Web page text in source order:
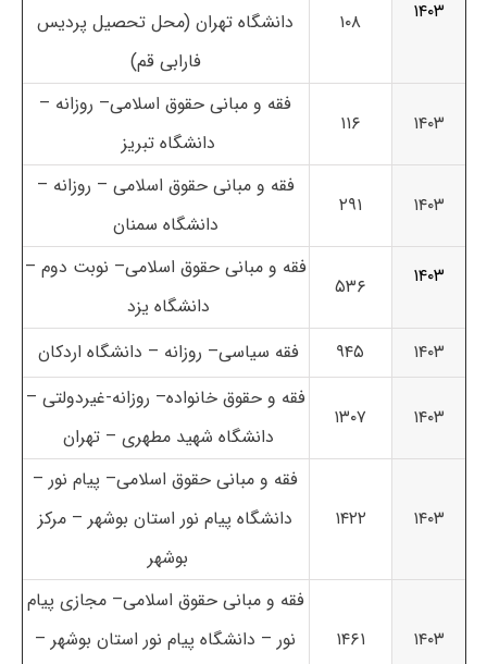
۱۴۰۳ ۱۰۸
دانشگاه تهران (محل تحصیل پردیس
فارابی قم)
۱۴۰۳ ۱۱۶
فقه و مبانی حقوق اسلامی– روزانه –
دانشگاه تبریز
۱۴۰۳ ۲۹۱
فقه و مبانی حقوق اسلامی – روزانه –
دانشگاه سمنان
۱۴۰۳
۵۳۶
فقه و مبانی حقوق اسلامی– نوبت دوم –
دانشگاه یزد
۱۴۰۳
۹۴۵ فقه سیاسی– روزانه – دانشگاه اردکان
۱۴۰۳ ۱۳۰۷
فقه و حقوق خانواده– روزانه-غیردولتی –
دانشگاه شهید مطهری – تهران
۱۴۰۳ ۱۴۲۲
فقه و مبانی حقوق اسلامی– پیام نور –
دانشگاه پیام نور استان بوشهر – مرکز
بوشهر
۱۴۰۳ ۱۴۶۱
فقه و مبانی حقوق اسلامی– مجازی پیام
نور – دانشگاه پیام نور استان بوشهر –